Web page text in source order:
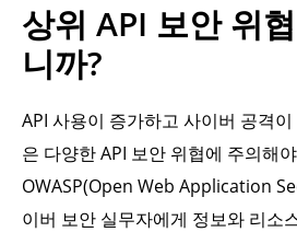
상위 API 보안 위
니까?
API 사용이 증가하고 사이버 공격
은 다양한 API 보안 위협에 주의해
OWASP(Open Web Application
이버 보안 실무자에게 정보와 리소